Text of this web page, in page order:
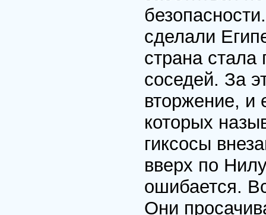
сделали
страна
соседей. За
вторжение, и
которых
гиксосы
вверх по
ошибается.
Они